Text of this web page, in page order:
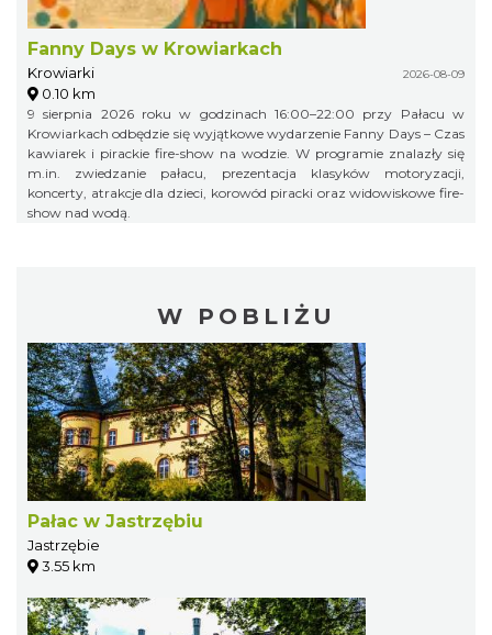
Fanny Days w Krowiarkach
Krowiarki 2026-08-09
0.10 km
9 sierpnia 2026 roku w godzinach 16:00–22:00 przy Pałacu w
Krowiarkach odbędzie się wyjątkowe wydarzenie Fanny Days – Czas
kawiarek i pirackie fire-show na wodzie. W programie znalazły się
m.in. zwiedzanie pałacu, prezentacja klasyków motoryzacji,
koncerty, atrakcje dla dzieci, korowód piracki oraz widowiskowe fire-
show nad wodą.
W POBLIŻU
Pałac w Jastrzębiu
Jastrzębie
3.55 km